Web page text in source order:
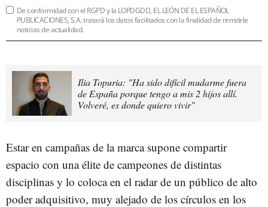
De conformidad con el RGPD y la LOPDGDD, EL LEÓN DE EL ESPAÑOL
PUBLICACIONES, S.A. tratará los datos facilitados con la finalidad de remitirle
noticias de actualidad.
Ilia Topuria: "Ha sido difícil mudarme fuera
de España porque tengo a mis 2 hijos allí.
Volveré, es donde quiero vivir"
Estar en campañas de la marca supone compartir
espacio con una élite de campeones de distintas
disciplinas y lo coloca en el radar de un público de alto
poder adquisitivo, muy alejado de los círculos en los